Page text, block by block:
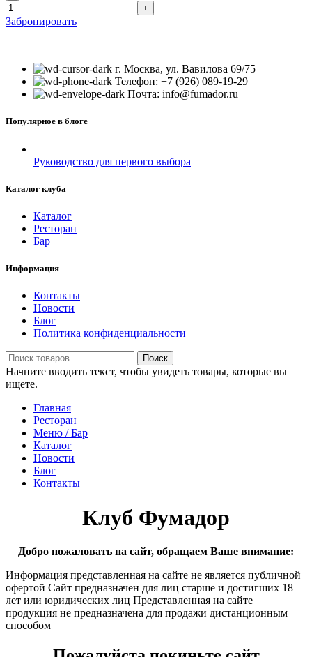
Забронировать
г. Москва, ул. Вавилова 69/75
Телефон: +7 (926) 089-19-29
Почта: info@fumador.ru
Популярное в блоге
Руководство для первого выбора
Каталог клуба
Каталог
Ресторан
Бар
Информация
Контакты
Новости
Блог
Политика конфиденциальности
Поиск
Начните вводить текст, чтобы увидеть товары, которые вы
ищете.
Главная
Ресторан
Меню / Бар
Каталог
Новости
Блог
Контакты
Клуб Фумадор
Добро пожаловать на сайт, обращаем Ваше внимание:
Информация представленная на сайте не является публичной
офертой Сайт предназначен для лиц старше и достигших 18
лет или юридических лиц Представленная на сайте
продукция не предназначена для продажи дистанционным
способом